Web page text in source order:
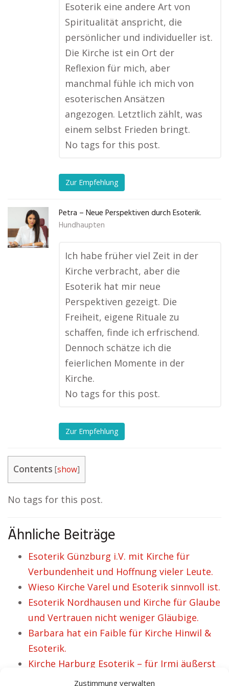
Zustimmung verwalten
Esoterik eine andere Art von
Spiritualität anspricht, die
persönlicher und individueller ist.
Die Kirche ist ein Ort der
Reflexion für mich, aber
manchmal fühle ich mich von
esoterischen Ansätzen
angezogen. Letztlich zählt, was
einem selbst Frieden bringt.
No tags for this post.
Zur Empfehlung
Petra – Neue Perspektiven durch Esoterik.
Hundhaupten
Ich habe früher viel Zeit in der
Kirche verbracht, aber die
Esoterik hat mir neue
Perspektiven gezeigt. Die
Freiheit, eigene Rituale zu
schaffen, finde ich erfrischend.
Dennoch schätze ich die
feierlichen Momente in der
Kirche.
No tags for this post.
Zur Empfehlung
Contents [show]
No tags for this post.
Ähnliche Beiträge
Esoterik Günzburg i.V. mit Kirche für
Verbundenheit und Hoffnung vieler Leute.
Wieso Kirche Varel und Esoterik sinnvoll ist.
Esoterik Nordhausen und Kirche für Glaube
und Vertrauen nicht weniger Gläubige.
Barbara hat ein Faible für Kirche Hinwil &
Esoterik.
Kirche Harburg Esoterik – für Irmi äußerst